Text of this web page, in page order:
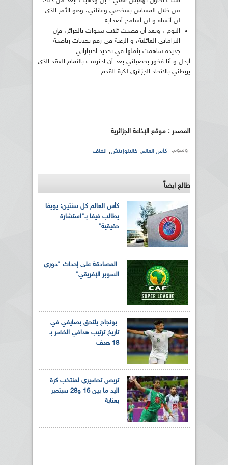
من خلال المساس بشخصي وعائلتي، وهو الأمر الذي
لن أنساه و لن أسامح أصحابه
اليوم ، وبعد أن قضيت ثلاث سنوات بالجزائر، فإن
التزاماتي العائلية، و الرغبة في رفع تحديات رياضية
جديدة ساهمت بثقلها في تحديد اختياراتي
أرحل و أنا فخور بحصيلتي بعد أن احترمت بالتمام العقد الذي
يربطني بالاتحاد الجزائري لكرة القدم
المصدر : موقع الإذاعة الجزائرية
وسوم: كأس العالم, خاليلوزيتش, الفاف
طالع ايضاً
كأس العالم كل سنتين: يويفا
يطالب فيفا بـ"استشارة
حقيقية"
المصادقة على إحداث "دوري
السوبر الإفريقي"
بونجاح يلتحق بصايفي في
تاريخ ترتيب هدافي الخضر بـ
18 هدف
تربص تحضيري لمنتخب كرة
اليد ما بين 16 و28 سبتمبر
بعنابة